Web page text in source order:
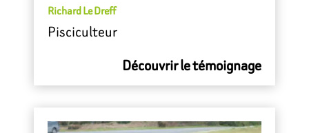
Richard Le Dreff
Pisciculteur
Découvrir le témoignage